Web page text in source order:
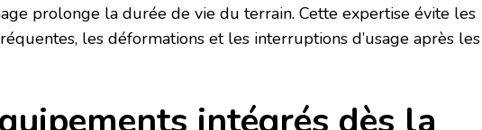
prolonge la durée de vie du terrain. Cette expertise évite les
les déformations et les interruptions d’usage après les